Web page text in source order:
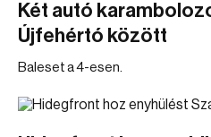
Két autó
Újfehértó között
Baleset a 4-esen.